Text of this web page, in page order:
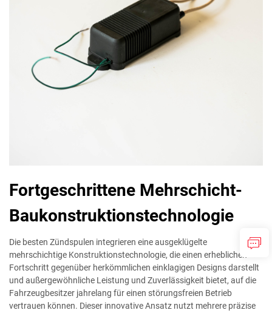
Fortgeschrittene Mehrschicht-
Baukonstruktionstechnologie
Die besten Zündspulen integrieren eine ausgeklügelte
mehrschichtige Konstruktionstechnologie, die einen erheblichen
Fortschritt gegenüber herkömmlichen einklagigen Designs darstellt
und außergewöhnliche Leistung und Zuverlässigkeit bietet, auf die
Fahrzeugbesitzer jahrelang für einen störungsfreien Betrieb
vertrauen können. Dieser innovative Ansatz nutzt mehrere präzise